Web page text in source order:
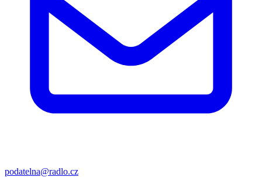
podatelna@radlo.cz